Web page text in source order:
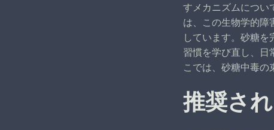
すメカニズムについ
は、この生物学的障
しています。砂糖を
習慣を学び直し、日
こでは、砂糖中毒の
推奨さ